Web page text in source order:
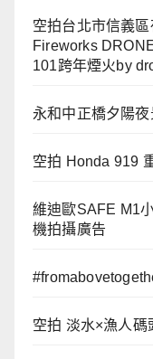
空拍台北市信義
Fireworks
101跨年煙火by
永和中正橋夕陽
空拍 Honda 919
維迪歐SAFE M1
機拍攝廣告
空拍 淡水×漁人碼